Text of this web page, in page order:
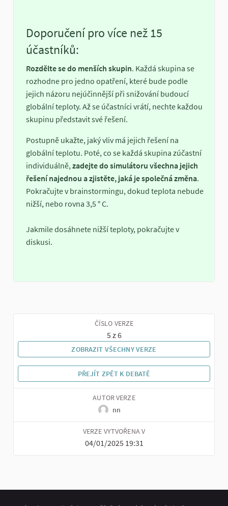
Doporučení pro více než 15
účastníků:
Rozdělte se do menších skupin. Každá skupina se
rozhodne pro jedno opatření, které bude podle
jejich názoru nejúčinnější při snižování budoucí
globální teploty. Až se účastníci vrátí, nechte každou
skupinu představit své řešení.
Postupně ukažte, jaký vliv má jejich řešení na
globální teplotu. Poté, co se každá skupina zúčastní
individuálně,zadejte do simulátoru všechna jejich
řešení najednou a zjistěte, jaká je společná změna.
Pokračujte v brainstormingu, dokud teplota nebude
nižší, nebo rovna 3,5 ° C.
Jakmile dosáhnete nižší teploty, pokračujte v
diskusi.
ČÍSLO VERZE
5 z 6
ZOBRAZIT VŠECHNY VERZE
PŘEJÍT ZPĚT K DEBATĚ
AUTOR VERZE
nn
VERZE VYTVOŘENA V
04/01/2025 19:31